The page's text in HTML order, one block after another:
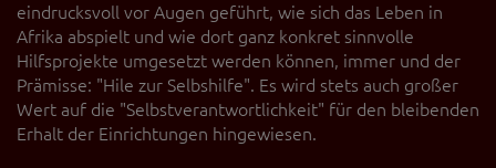
Optional sind externe Inhalte auf den Seiten dieser Website
eingebunden. Das können Kartendienste wie z.B. Google Maps sein
oder auch Anwendungen einer externen Website.
eindrucksvoll vor Augen geführt, wie sich das Leben in
Afrika abspielt und wie dort ganz konkret sinnvolle
Hilfsprojekte umgesetzt werden können, immer und der
Prämisse: "Hile zur Selbshilfe". Es wird stets auch großer
Wert auf die "Selbstverantwortlichkeit" für den bleibenden
Erhalt der Einrichtungen hingewiesen.